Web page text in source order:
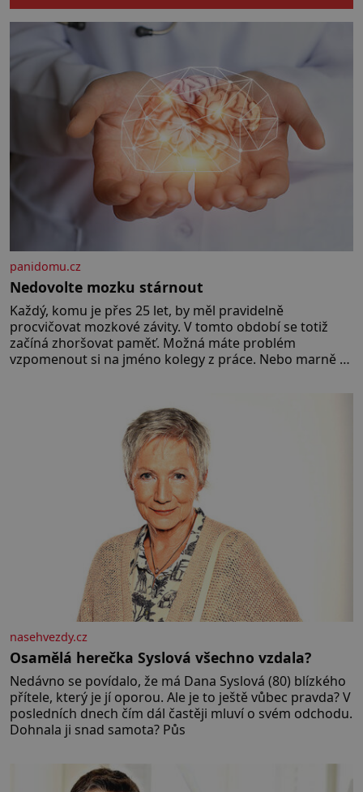
denně, ale víme vůbec, jak a kdy
panidomu.cz
Nedovolte mozku stárnout
Každý, komu je přes 25 let, by měl pravidelně
procvičovat mozkové závity. V tomto období se totiž
začíná zhoršovat paměť. Možná máte problém
vzpomenout si na jméno kolegy z práce. Nebo marně v
rozhodla stávkovat. Cvičte
nasehvezdy.cz
Osamělá herečka Syslová všechno vzdala?
Nedávno se povídalo, že má Dana Syslová (80) blízkého
přítele, který je jí oporou. Ale je to ještě vůbec pravda? V
posledních dnech čím dál častěji mluví o svém odchodu.
Dohnala ji snad samota? Půs